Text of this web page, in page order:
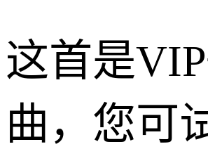
这首是
曲，您可